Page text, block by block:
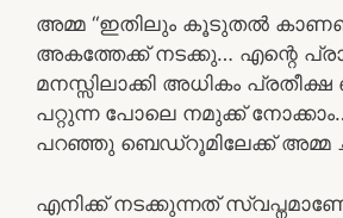
അമ്മ “ഇതിലും കൂടുതൽ
അകത്തേക്ക് നടക്കു… എന്റെ
മനസ്സിലാക്കി അധികം പ്രതീക്ഷ
പറ്റുന്ന പോലെ നമുക്ക്
പറഞ്ഞു ബെഡ്‌റൂമിലേക്ക് അമ്മ
എനിക്ക് നടക്കുന്നത്